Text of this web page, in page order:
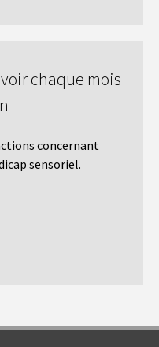
chaque mois
concernant
sensoriel.